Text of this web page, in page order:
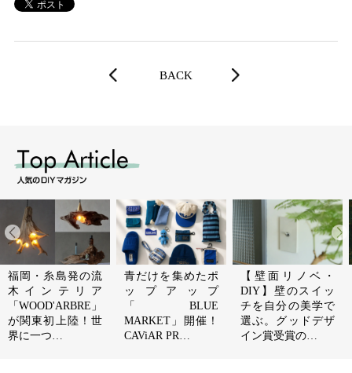
BACK
福岡・糸島発の流
木インテリア
「WOOD'ARBRE」
が関東初上陸！世
界に一つ…
青だけを集めたポ
ップアップ
「BLUE
MARKET」開催！
CAViAR PR…
【壁面リノベ・
DIY】壁のスイッ
チを自分の美学で
選ぶ。グッドデザ
イン賞受賞の…